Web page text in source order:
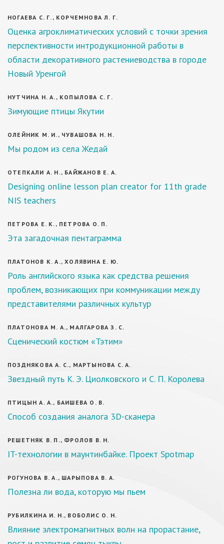
НОГАЕВА С. Г., КОРЧЕМНОВА Л. Г.
Оценка агроклиматических условий с точки зрения
перспективности интродукционной работы в
области декоративного растениеводства в городе
Новый Уренгой
НУТЧИНА Н. А., КОПЫЛОВА С. Г.
Зимующие птицы Якутии
ОЛЕЙНИК М. И., ЧУВАШОВА Н. Н.
Мы родом из села Жедай
ОТЕПКАЛИ А. Н., БАЙЖАНОВ Е. А.
Designing online lesson plan creator for 11th grade
NIS teachers
ПЕТРОВА Е. К., ПЕТРОВА О. П.
Эта загадочная пентаграмма
ПЛАТОНОВ К. А., ХОЛЯВИНА Е. Ю.
Роль английского языка как средства решения
проблем, возникающих при коммуникации между
представителями различных культур
ПЛАТОНОВА М. А., МАЛГАРОВА З. С.
Сценический костюм «Тэтим»
ПОЗДНЯКОВА А. С., МАРТЫНОВА С. А.
Звездный путь К. Э. Циолковского и С. П. Королева
ПТИЦЫН А. А., БАИШЕВА О. В.
Способ создания аналога 3D-сканера
РЕШЕТНЯК В. П., ФРОЛОВ В. Н.
IT-технологии в маунтинбайке. Проект Spotmap
РОГУНОВА В. А., ШАРЫПОВА В. А.
Полезна ли вода, которую мы пьем
РУБИЛКИНА И. Н., ВОБОЛИС О. Н.
Влияние электромагнитных волн на прорастание,